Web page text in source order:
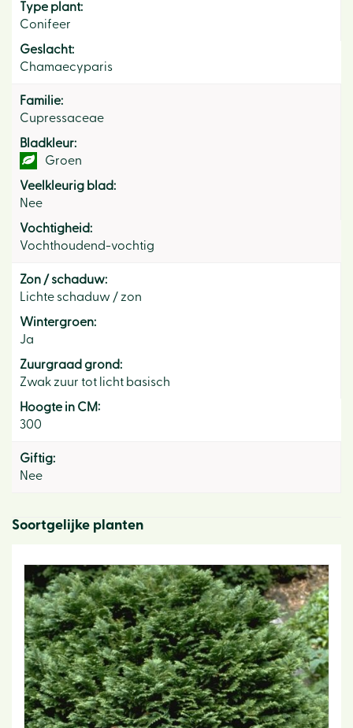
Type plant:
Conifeer
Geslacht:
Chamaecyparis
Familie:
Cupressaceae
Bladkleur:
Groen
Veelkleurig blad:
Nee
Vochtigheid:
Vochthoudend-vochtig
Zon / schaduw:
Lichte schaduw / zon
Wintergroen:
Ja
Zuurgraad grond:
Zwak zuur tot licht basisch
Hoogte in CM:
300
Giftig:
Nee
Soortgelijke planten